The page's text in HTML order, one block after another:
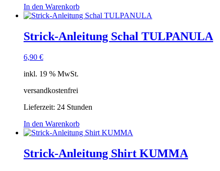
In den Warenkorb
Strick-Anleitung Schal TULPANULA
6,90 €
inkl. 19 % MwSt.
versandkostenfrei
Lieferzeit: 24 Stunden
In den Warenkorb
Strick-Anleitung Shirt KUMMA